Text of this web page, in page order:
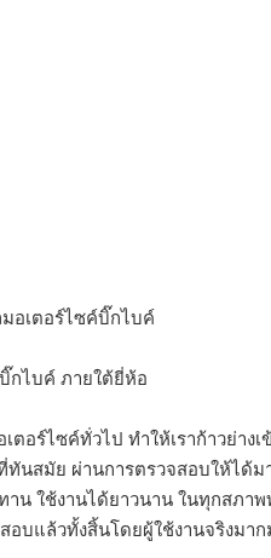
อเตอร์ไซค์บิ๊กไบค์
กไบค์ ภายใต้ยี่ห้อ
ไซค์ทั่วไป ทำให้เราก้าวย่างเข้
นสมัย ผ่านการตรวจสอบให้ไ
น ใช้งานได้ยาวนาน ในทุกสภ
อบแล้วทั้งสิ้นโดยผู้ใช้งานจริงมาก